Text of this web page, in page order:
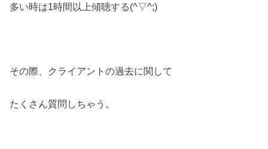
多い時は1時間以上傾聴する(^▽^;)
その際、クライアントの過去に関して
たくさん質問しちゃう。